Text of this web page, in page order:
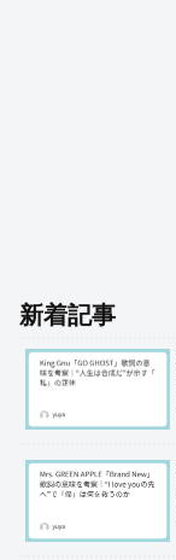
新着記事